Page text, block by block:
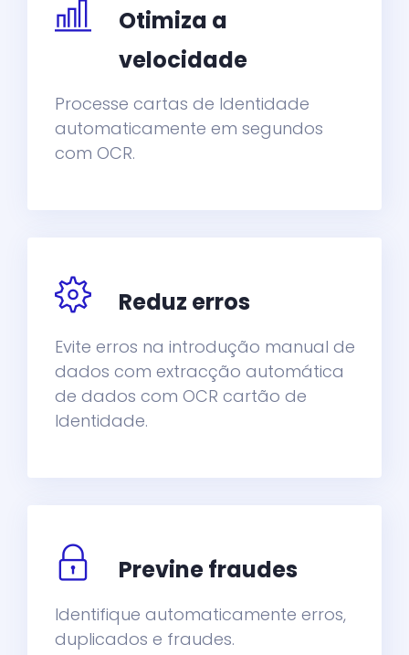
Otimiza a
velocidade
Processe cartas de Identidade
automaticamente em segundos
com OCR.
Reduz erros
Evite erros na introdução manual de
dados com extracção automática
de dados com OCR cartão de
Identidade.
Previne fraudes
Identifique automaticamente erros,
duplicados e fraudes.